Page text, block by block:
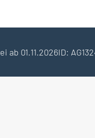
ab 01.11.2026ID: